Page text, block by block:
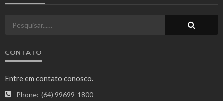
CONTATO
Entre em contato conosco.
Phone: (64) 99699-1800